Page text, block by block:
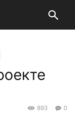
0
893